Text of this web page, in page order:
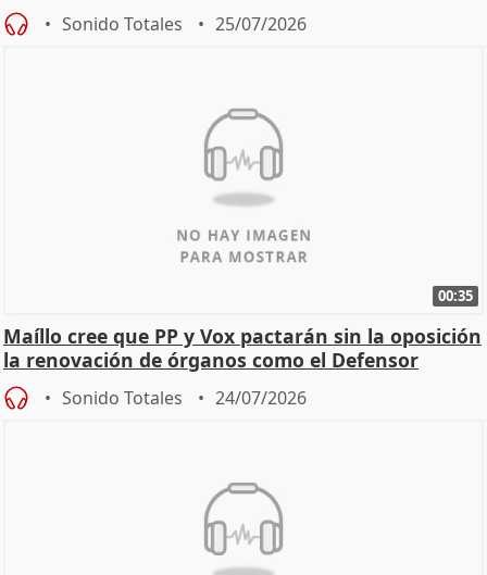
Sonido Totales 25/07/2026
00:35
Maíllo cree que PP y Vox pactarán sin la oposición
la renovación de órganos como el Defensor
Sonido Totales 24/07/2026